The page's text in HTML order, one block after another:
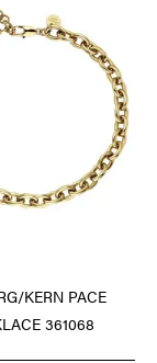
KERN PACE
361068